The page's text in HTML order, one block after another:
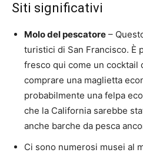
Siti significativi
Molo del pescatore –
turistici di San Francisco. È
fresco qui come un cocktail
comprare una maglietta
probabilmente una felpa
che la California sarebbe
anche barche da pesca
Ci sono numerosi musei al